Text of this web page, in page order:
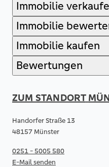
Immobilie
Immobilie
Immobilie kaufen
Bewertungen
ZUM STANDORT
Handorfer Straße 13
48157 Münster
0251 - 5005 580
E-Mail senden